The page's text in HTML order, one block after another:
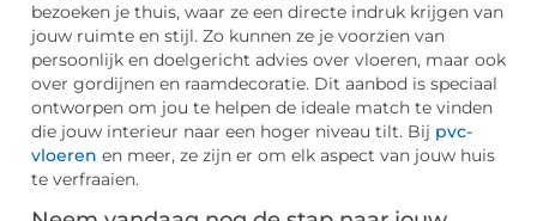
bezoeken je thuis, waar ze een directe indruk krijgen van
jouw ruimte en stijl. Zo kunnen ze je voorzien van
persoonlijk en doelgericht advies over vloeren, maar ook
over gordijnen en raamdecoratie. Dit aanbod is speciaal
ontworpen om jou te helpen de ideale match te vinden
die jouw interieur naar een hoger niveau tilt. Bij pvc-
vloeren en meer, ze zijn er om elk aspect van jouw huis
te verfraaien.